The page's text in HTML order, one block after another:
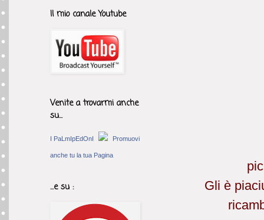
Gli è
Il mio canale Youtube
Venite a trovarmi anche
su...
I PaLmIpEdOnI Promuovi
anche tu la tua Pagina
...e su :